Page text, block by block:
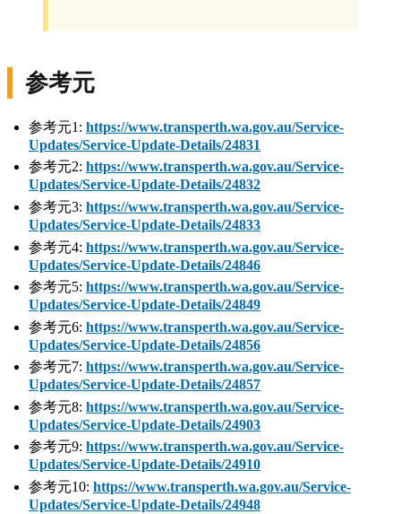
参考元
参考元1: https://www.transperth.wa.gov.au/Service-
Updates/Service-Update-Details/24831
参考元2: https://www.transperth.wa.gov.au/Service-
Updates/Service-Update-Details/24832
参考元3: https://www.transperth.wa.gov.au/Service-
Updates/Service-Update-Details/24833
参考元4: https://www.transperth.wa.gov.au/Service-
Updates/Service-Update-Details/24846
参考元5: https://www.transperth.wa.gov.au/Service-
Updates/Service-Update-Details/24849
参考元6: https://www.transperth.wa.gov.au/Service-
Updates/Service-Update-Details/24856
参考元7: https://www.transperth.wa.gov.au/Service-
Updates/Service-Update-Details/24857
参考元8: https://www.transperth.wa.gov.au/Service-
Updates/Service-Update-Details/24903
参考元9: https://www.transperth.wa.gov.au/Service-
Updates/Service-Update-Details/24910
参考元10: https://www.transperth.wa.gov.au/Service-
Updates/Service-Update-Details/24948